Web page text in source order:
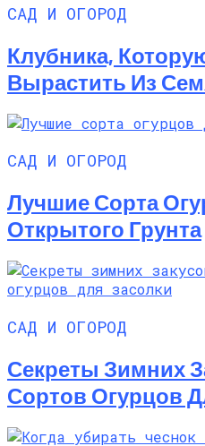
САД И ОГОРОД
Клубника,
Вырастить Из
САД И ОГОРОД
Лучшие Сорта
Открытого Грунта
САД И ОГОРОД
Секреты Зимних
Сортов Огурцов